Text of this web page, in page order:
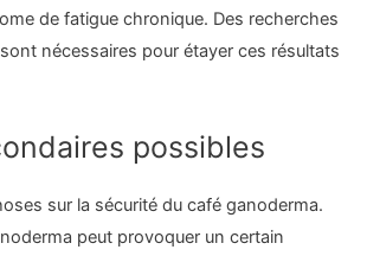
de fatigue chronique. Des recherches
nécessaires pour étayer ces résultats
possibles
sur la sécurité du café ganoderma.
peut provoquer un certain